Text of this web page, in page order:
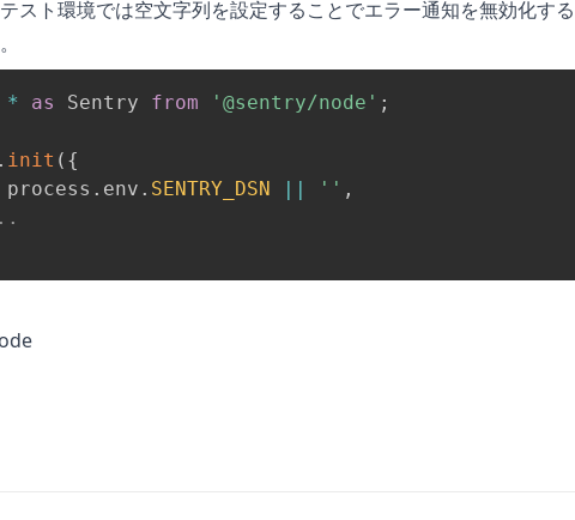
スト環境では空文字列を設定することでエラー通知を無効化す
* as Sentry from '@sentry/node' ;
. init ( {
process . env . SENTRY_DSN || '' ,